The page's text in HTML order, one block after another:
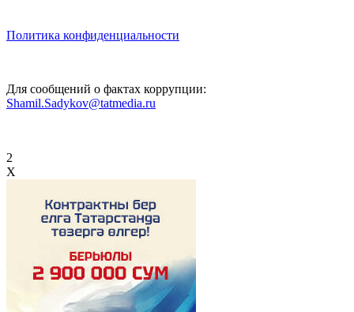
Политика конфиденциальности
Для сообщений о фактах коррупции:
Shamil.Sadykov@tatmedia.ru
2
X